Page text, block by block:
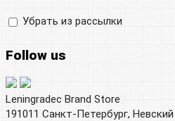
Убрать из рассылки
Follow us
Leningradec Brand Store
191011 Санкт-Петербург,